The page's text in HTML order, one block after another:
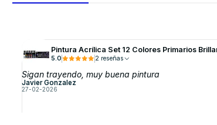
Pintura Acrílica Set 12 Colores Primarios
5.0 2 reseñas
Sigan trayendo, muy buena pintura
Javier Gonzalez
27-02-2026